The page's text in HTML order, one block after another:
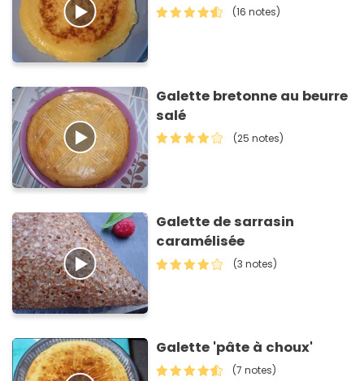
(16 notes)
Galette bretonne au beurre
salé
(25 notes)
Galette de sarrasin
caramélisée
(3 notes)
Galette 'pâte à choux'
(7 notes)